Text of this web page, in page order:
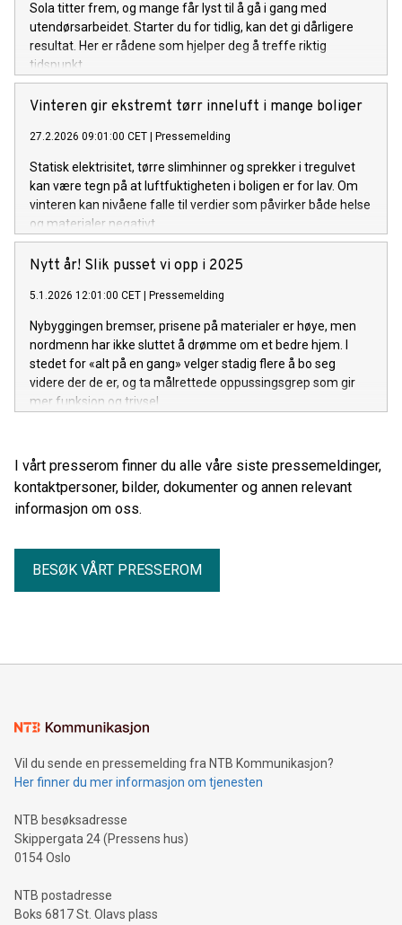
Sola titter frem, og mange får lyst til å gå i gang med
utendørsarbeidet. Starter du for tidlig, kan det gi dårligere
resultat. Her er rådene som hjelper deg å treffe riktig
tidspunkt.
Vinteren gir ekstremt tørr inneluft i mange boliger
27.2.2026 09:01:00 CET Pressemelding
Statisk elektrisitet, tørre slimhinner og sprekker i tregulvet
kan være tegn på at luftfuktigheten i boligen er for lav. Om
vinteren kan nivåene falle til verdier som påvirker både helse
og materialer negativt.
Nytt år! Slik pusset vi opp i 2025
5.1.2026 12:01:00 CET Pressemelding
Nybyggingen bremser, prisene på materialer er høye, men
nordmenn har ikke sluttet å drømme om et bedre hjem. I
stedet for «alt på en gang» velger stadig flere å bo seg
videre der de er, og ta målrettede oppussingsgrep som gir
mer funksjon og trivsel.
I vårt presserom finner du alle våre siste pressemeldinger,
kontaktpersoner, bilder, dokumenter og annen relevant
informasjon om oss.
BESØK VÅRT PRESSEROM
Vil du sende en pressemelding fra NTB Kommunikasjon?
Her finner du mer informasjon om tjenesten
NTB besøksadresse
Skippergata 24 (Pressens hus)
0154 Oslo
NTB postadresse
Boks 6817 St. Olavs plass